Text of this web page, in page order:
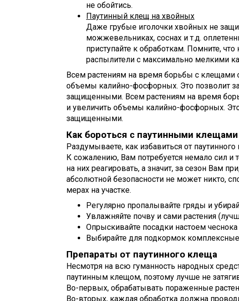
не обойтись.
Паутинный клещ на хвойных
Даже грубые иголочки хвойных не
можжевельниках, соснах и т.д.
приступайте к обработкам. Помните,
распылители с максимально мелкими
Всем растениям на время борьбы с клещами
объемы калийно-фосфорных. Это позволит
защищенными. Всем растениям на время
и увеличить объемы калийно-фосфорных.
защищенными.
Как бороться с паутинными клещами
Раздумываете, как избавиться от паутинного
К сожалению, Вам потребуется немало сил и
на них реагировать, а значит, за сезон Вам
абсолютной безопасности не может никто,
мерах на участке.
Регулярно пропалывайте гряды и
Увлажняйте почву и сами растения
Опрыскивайте посадки настоем
Выбирайте для подкормок
Препараты от паутинного клеща
Несмотря на всю гуманность народных
паутинным клещом, поэтому лучше не
Во-первых, обрабатывать пораженные
Во-вторых, каждая обработка должна